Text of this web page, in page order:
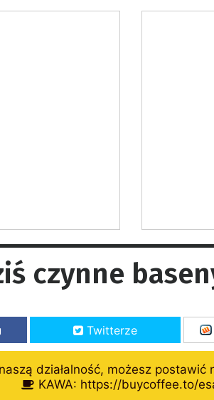
czynne
Twitterze
działalność, możesz postawić
KAWA: https://buycoffee.to/